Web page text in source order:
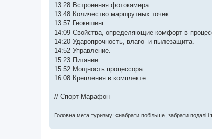
13:28 Встроенная фотокамера.
13:48 Количество маршрутных точек.
13:57 Геокешинг.
14:09 Свойства, определяющие комфорт в
14:20 Ударопрочность, влаго- и пылезащита.
14:52 Управление.
15:23 Питание.
15:52 Мощность процессора.
16:08 Крепления в комплекте.
// Спорт-Марафон
Головна мета туризму: «набрати побільше, забрати подалі і